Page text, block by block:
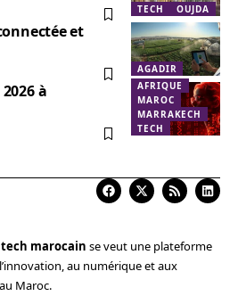
TECH OUJDA
AGADIR
et
AFRIQUE
MAROC
MARRAKECH
TECH
à
tech marocain se veut une plateforme
au numérique et aux
Maroc.